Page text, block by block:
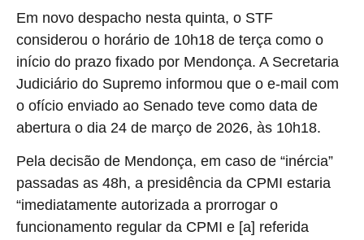
Em novo despacho nesta quinta, o STF
considerou o horário de 10h18 de terça como o
início do prazo fixado por Mendonça. A Secretaria
Judiciário do Supremo informou que o e-mail com
o ofício enviado ao Senado teve como data de
abertura o dia 24 de março de 2026, às 10h18.
Pela decisão de Mendonça, em caso de “inércia”
passadas as 48h, a presidência da CPMI estaria
“imediatamente autorizada a prorrogar o
funcionamento regular da CPMI e [a] referida